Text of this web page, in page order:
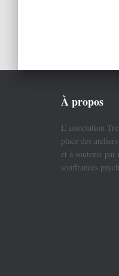
À propos
L’association
place des
et à soutenir par
souffrances